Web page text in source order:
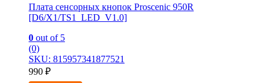
Плата сенсорных кнопок Proscenic 950R
[D6/X1/TS1_LED_V1.0]
0 out of 5
(0)
SKU: 815957341877521
990 ₽